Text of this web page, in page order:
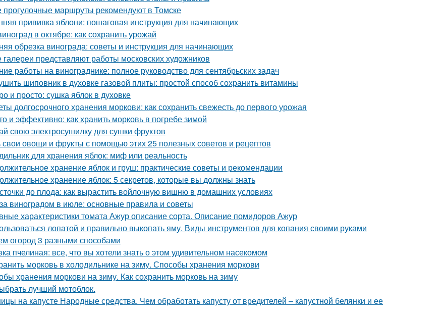
прогулочные маршруты рекомендуют в Томске
прививка яблони: пошаговая инструкция для начинающих
в октябре: как сохранить урожай
обрезка винограда: советы и инструкция для начинающих
галереи представляют работы московских художников
работы на винограднике: полное руководство для сентябрьских задач
шиповник в духовке газовой плиты: простой способ сохранить витамины
и просто: сушка яблок в духовке
долгосрочного хранения моркови: как сохранить свежесть до первого урожая
и эффективно: как хранить морковь в погребе зимой
свою электросушилку для сушки фруктов
овощи и фрукты с помощью этих 25 полезных советов и рецептов
для хранения яблок: миф или реальность
хранение яблок и груш: практические советы и рекомендации
хранение яблок: 5 секретов, которые вы должны знать
до плода: как вырастить войлочную вишню в домашних условиях
виноградом в июле: основные правила и советы
характеристики томата Ажур описание сорта. Описание помидоров Ажур
лопатой и правильно выкопать яму. Виды инструментов для копания своими руками
огород 3 разными способами
пчелиная: все, что вы хотели знать о этом удивительном насекомом
морковь в холодильнике на зиму. Способы хранения моркови
хранения моркови на зиму. Как сохранить морковь на зиму
лучший мотоблок.
на капусте Народные средства. Чем обработать капусту от вредителей – капустной белянки и ее